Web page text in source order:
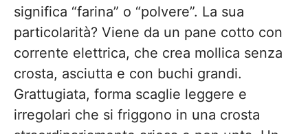
significa “farina” o “polvere”. La sua
particolarità? Viene da un pane cotto con
corrente elettrica, che crea mollica senza
crosta, asciutta e con buchi grandi.
Grattugiata, forma scaglie leggere e
irregolari che si friggono in una crosta